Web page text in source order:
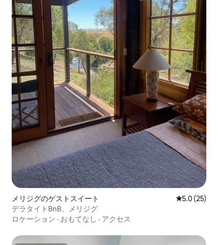
メリジグのゲストスイート レビュー25
5.0 (25)
デラタイトBnB、メリジグ
ロケーション · おもてなし · アクセス